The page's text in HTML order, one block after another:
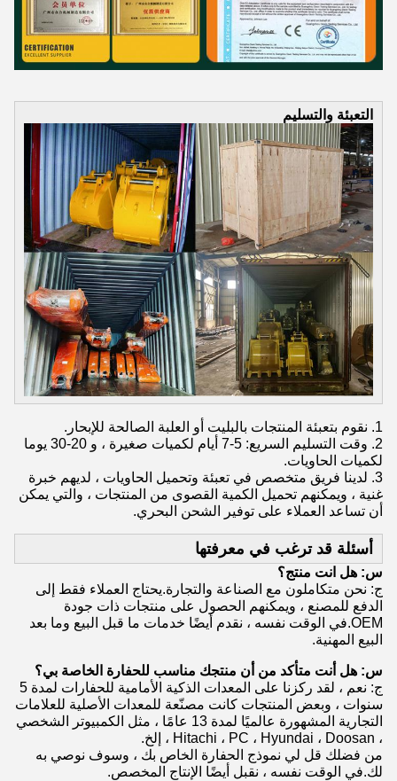
التعبئة والتسليم
1. نقوم بتعبئة المنتجات بالبليت أو العلبة الصالحة للإبحار.
2. وقت التسليم السريع: 5-7 أيام لكميات صغيرة ، و 20-30 يوما
لكميات الحاويات.
3. لدينا فريق متخصص في تعبئة وتحميل الحاويات ، لديهم خبرة
غنية ، ويمكنهم تحميل الكمية القصوى من المنتجات ، والتي يمكن
أن تساعد العملاء على توفير الشحن البحري.
أسئلة قد ترغب في معرفتها
س: هل انت منتج؟
ج: نحن متكاملون مع الصناعة والتجارة.يحتاج العملاء فقط إلى
الدفع للمصنع ، ويمكنهم الحصول على منتجات ذات جودة
OEM.في الوقت نفسه ، نقدم أيضًا خدمات ما قبل البيع وما بعد
البيع المهنية.
س: هل أنت متأكد من أن منتجك مناسب للحفارة الخاصة بي؟
ج: نعم ، لقد ركزنا على المعدات الذكية الأمامية للحفارات لمدة 5
سنوات ، وبعض المنتجات كانت مصنّعة للمعدات الأصلية للعلامات
التجارية المشهورة عالميًا لمدة 13 عامًا ، مثل الكمبيوتر الشخصي
، Hitachi ، PC ، Hyundai ، Doosan ، إلخ.
من فضلك قل لي نموذج الحفارة الخاص بك ، وسوف نوصي به
لك.في الوقت نفسه ، نقبل أيضًا الإنتاج المخصص.